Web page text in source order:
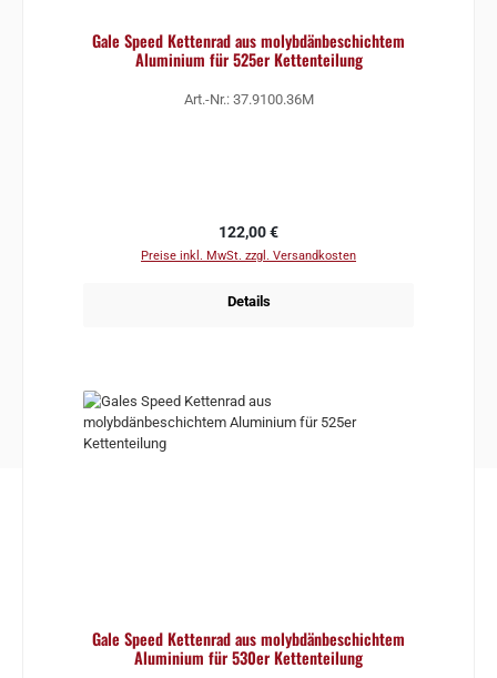
Gale Speed Kettenrad aus molybdänbeschichtem
Aluminium für 525er Kettenteilung
Art.-Nr.: 37.9100.36M
Regulärer Preis:
122,00 €
Preise inkl. MwSt. zzgl. Versandkosten
Details
Gale Speed Kettenrad aus molybdänbeschichtem
Aluminium für 530er Kettenteilung